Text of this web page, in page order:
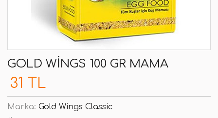
GOLD WINGS 100 GR MAMA
31 TL
Marka: Gold Wings Classic